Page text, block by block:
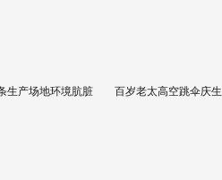
生产场地环境肮脏 百岁老太高空跳伞庆生